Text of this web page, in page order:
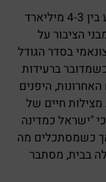
לדברי דוד, מדינת ישראל צריכה להשקיע בין 4-3 מיליארד
הציבור על
בסדר הגודל
ברעידות
שהיו ב-140 השנים האחרונות, היפנים
מצילות חיים של
"ישראל כמדינה
כשמסתכלים מה
בבית, מסתבר